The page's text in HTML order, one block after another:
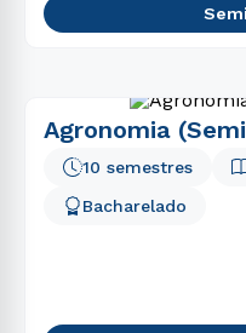
Agronomia
10 semestres
Bacharelado